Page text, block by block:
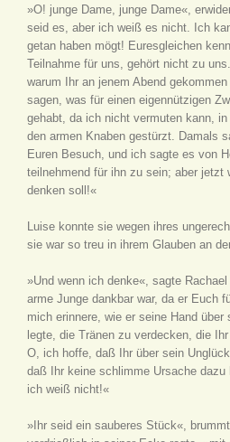
»O! junge Dame, junge Dame«,
seid es, aber ich weiß es nicht. Ich
getan haben mögt! Euresgleichen
Teilnahme für uns, gehört nicht zu
warum Ihr an jenem Abend
sagen, was für einen eigennützigen
gehabt, da ich nicht vermuten kann,
den armen Knaben gestürzt. Damals
Euren Besuch, und ich sagte es von
teilnehmend für ihn zu sein; aber jetzt
denken soll!«
Luise konnte sie wegen ihres
sie war so treu in ihrem Glauben an
»Und wenn ich denke«, sagte
arme Junge dankbar war, da er Euch
mich erinnere, wie er seine Hand
legte, die Tränen zu verdecken, die
O, ich hoffe, daß Ihr über sein
daß Ihr keine schlimme Ursache dazu
ich weiß nicht!«
»Ihr seid ein sauberes Stück«,